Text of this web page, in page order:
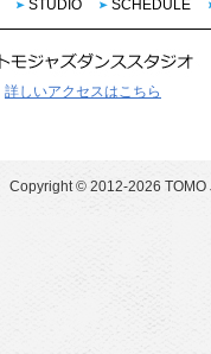
STUDIO SCHEDULE
詳しいアクセスはこちら
Copyright © 2012-2026 TOMO